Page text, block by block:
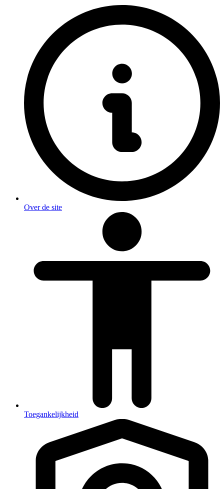
Over de site
Toegankelijkheid